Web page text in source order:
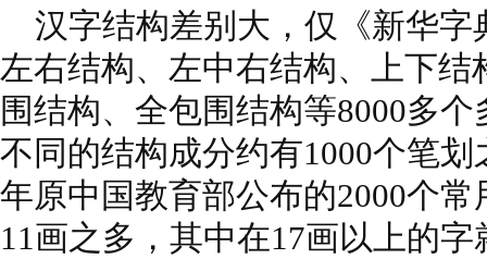
汉字结构差别大，仅《新华字
左右结构、左中右结构、上下结
围结构、全包围结构等8000多
不同的结构成分约有1000个笔
年原中国教育部公布的2000个
11画之多，其中在17画以上的